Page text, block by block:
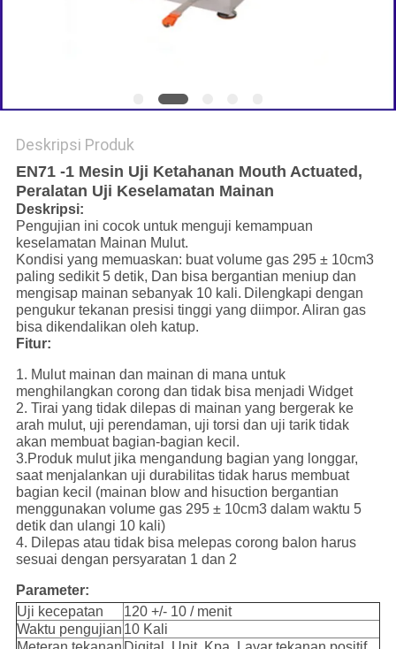
Deskripsi Produk
EN71 -1 Mesin Uji Ketahanan Mouth Actuated,
Peralatan Uji Keselamatan Mainan
Deskripsi:
Pengujian ini cocok untuk menguji kemampuan
keselamatan Mainan Mulut.
Kondisi yang memuaskan: buat volume gas 295 ± 10cm3
paling sedikit 5 detik, Dan bisa bergantian meniup dan
mengisap mainan sebanyak 10 kali. Dilengkapi dengan
pengukur tekanan presisi tinggi yang diimpor. Aliran gas
bisa dikendalikan oleh katup.
Fitur:
1. Mulut mainan dan mainan di mana untuk
menghilangkan corong dan tidak bisa menjadi Widget
2. Tirai yang tidak dilepas di mainan yang bergerak ke
arah mulut, uji perendaman, uji torsi dan uji tarik tidak
akan membuat bagian-bagian kecil.
3.Produk mulut jika mengandung bagian yang longgar,
saat menjalankan uji durabilitas tidak harus membuat
bagian kecil (mainan blow and hisuction bergantian
menggunakan volume gas 295 ± 10cm3 dalam waktu 5
detik dan ulangi 10 kali)
4. Dilepas atau tidak bisa melepas corong balon harus
sesuai dengan persyaratan 1 dan 2
Parameter:
Uji kecepatan
120 +/- 10 / menit
Waktu pengujian 10 Kali